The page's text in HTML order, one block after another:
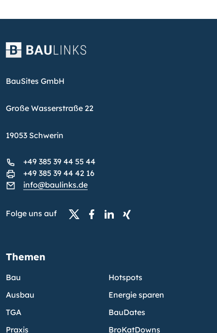
BauSites GmbH
Große Wasserstraße 22
19053 Schwerin
+49 385 39 44 55 44
+49 385 39 44 42 16
info@baulinks.de
Folge uns auf
Themen
Bau
Ausbau
TGA
Praxis
Hotspots
Energie sparen
BauDates
BroKatDowns